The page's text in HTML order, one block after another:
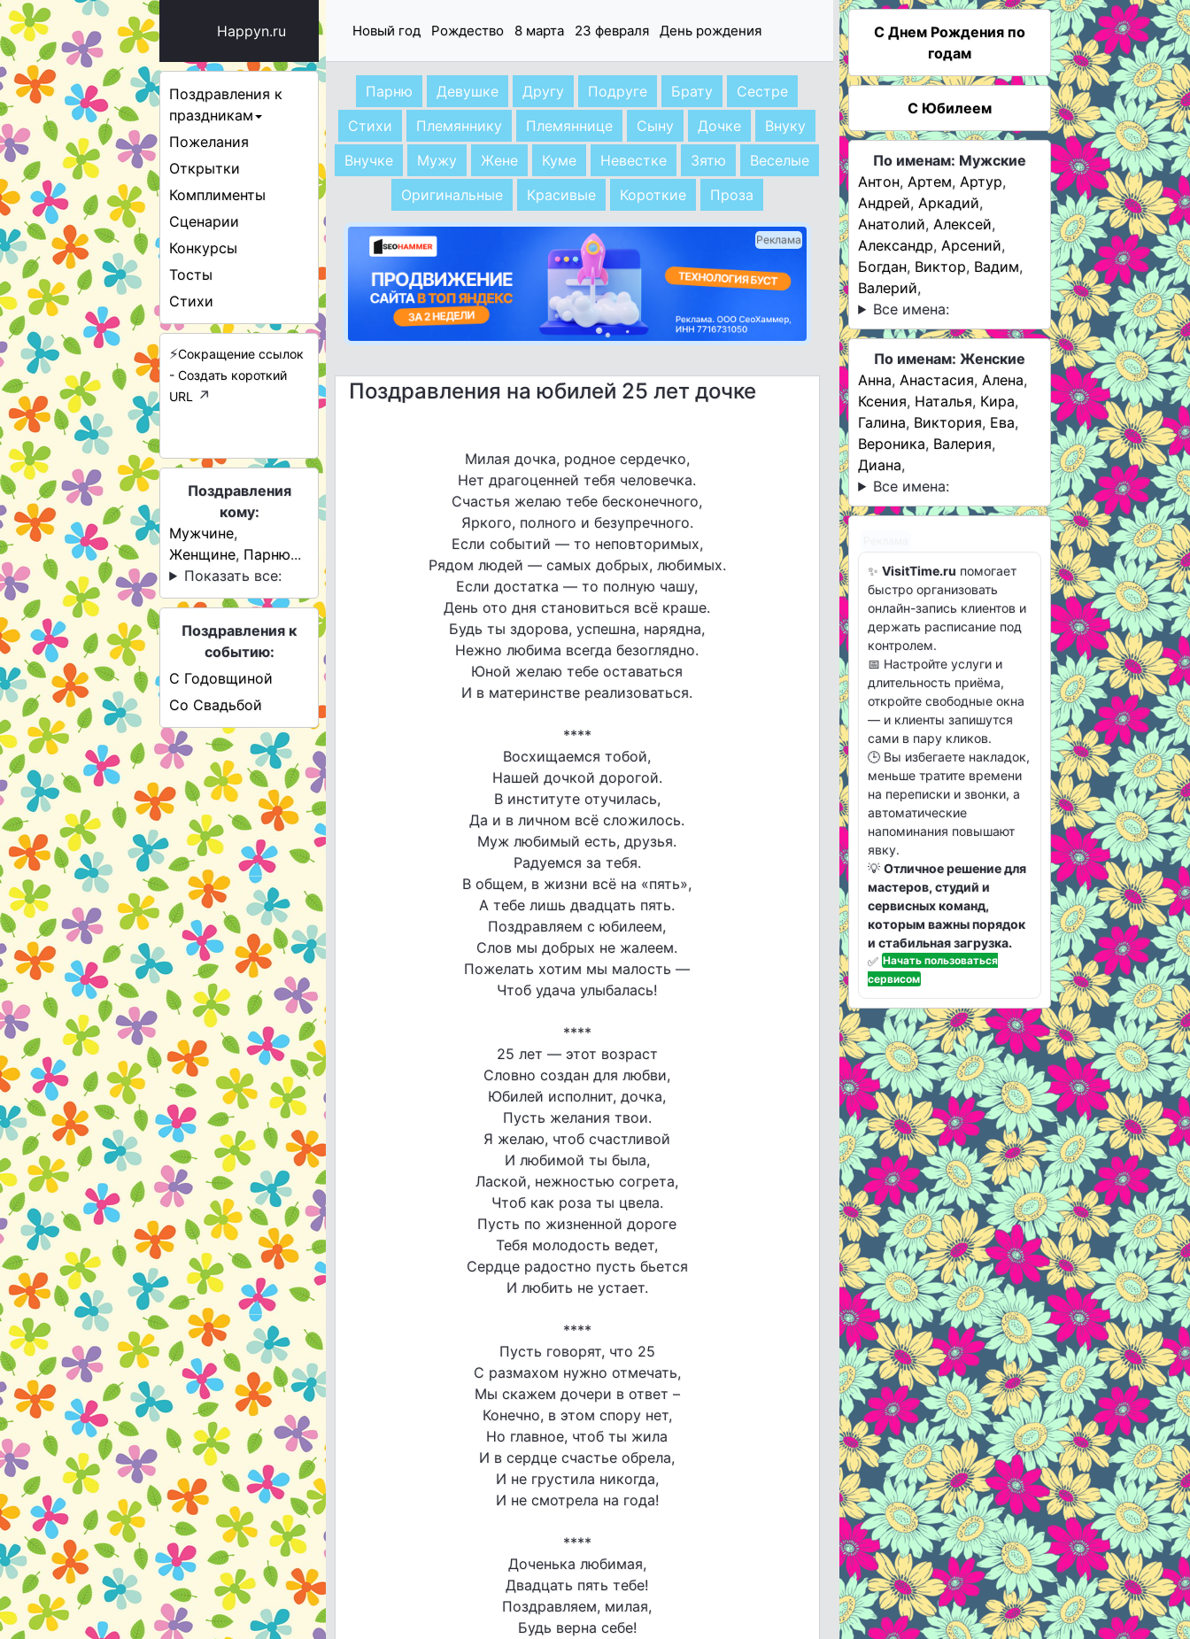
Новый год Рождество 8 марта 23 февраля День рождения
Happyn.ru
Поздравления к
праздникам
Пожелания
Открытки
Комплименты
Сценарии
Конкурсы
Тосты
Стихи
⚡Сокращение ссылок
- Создать короткий
URL
↗
Поздравления
кому:
Мужчине,
Женщине, Парню...
Показать все:
Поздравления к
событию:
С Годовщиной
Со Свадьбой
Парню Девушке Другу Подруге Брату
Сестре
Стихи
Племяннику Племяннице Сыну Дочке
Внуку
Внучке
Мужу Жене Куме Невестке Зятю
Веселые
Оригинальные
Красивые Короткие Проза
Реклама
Поздравления на юбилей 25 лет дочке
Милая дочка, родное сердечко,
Нет драгоценней тебя человечка.
Счастья желаю тебе бесконечного,
Яркого, полного и безупречного.
Если событий — то неповторимых,
Рядом людей — самых добрых, любимых.
Если достатка — то полную чашу,
День ото дня становиться всё краше.
Будь ты здорова, успешна, нарядна,
Нежно любима всегда безоглядно.
Юной желаю тебе оставаться
И в материнстве реализоваться.
****
Восхищаемся тобой,
Нашей дочкой дорогой.
В институте отучилась,
Да и в личном всё сложилось.
Муж любимый есть, друзья.
Радуемся за тебя.
В общем, в жизни всё на «пять»,
А тебе лишь двадцать пять.
Поздравляем с юбилеем,
Слов мы добрых не жалеем.
Пожелать хотим мы малость —
Чтоб удача улыбалась!
****
25 лет — этот возраст
Словно создан для любви,
Юбилей исполнит, дочка,
Пусть желания твои.
Я желаю, чтоб счастливой
И любимой ты была,
Лаской, нежностью согрета,
Чтоб как роза ты цвела.
Пусть по жизненной дороге
Тебя молодость ведет,
Сердце радостно пусть бьется
И любить не устает.
****
Пусть говорят, что 25
С размахом нужно отмечать,
Мы скажем дочери в ответ –
Конечно, в этом спору нет,
Но главное, чтоб ты жила
И в сердце счастье обрела,
И не грустила никогда,
И не смотрела на года!
****
Доченька любимая,
Двадцать пять тебе!
Поздравляем, милая,
Будь верна себе!
C Днем Рождения по
годам
С Юбилеем
По именам: Мужские
Антон,Артем,Артур,
Андрей,Аркадий,
Анатолий,Алексей,
Александр,Арсений,
Богдан, Виктор, Вадим,
Валерий,
Все имена:
По именам: Женские
Анна,Анастасия,Алена,
Ксения, Наталья, Кира,
Галина, Виктория, Ева,
Вероника, Валерия,
Диана,
Все имена:
✨VisitTime.ru помогает
быстро организовать
онлайн-запись клиентов и
держать расписание под
контролем.
📅 Настройте услуги и
длительность приёма,
откройте свободные окна
— и клиенты запишутся
сами в пару кликов.
🕒 Вы избегаете накладок,
меньше тратите времени
на переписки и звонки, а
автоматические
напоминания повышают
явку.
💡Отличное решение для
мастеров, студий и
сервисных команд,
которым важны порядок
и стабильная загрузка.
✅ Начать пользоваться
сервисом